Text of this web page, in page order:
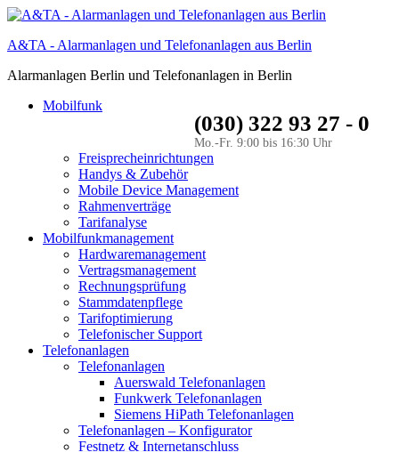
A&TA - Alarmanlagen und Telefonanlagen aus Berlin
Alarmanlagen Berlin und Telefonanlagen in Berlin
(030) 322 93 27 - 0
Mo.-Fr. 9:00 bis 16:30 Uhr
Mobilfunk
Freisprecheinrichtungen
Handys & Zubehör
Mobile Device Management
Rahmenverträge
Tarifanalyse
Mobilfunkmanagement
Hardwaremanagement
Vertragsmanagement
Rechnungsprüfung
Stammdatenpflege
Tarifoptimierung
Telefonischer Support
Telefonanlagen
Telefonanlagen
Auerswald Telefonanlagen
Funkwerk Telefonanlagen
Siemens HiPath Telefonanlagen
Telefonanlagen – Konfigurator
Festnetz & Internetanschluss